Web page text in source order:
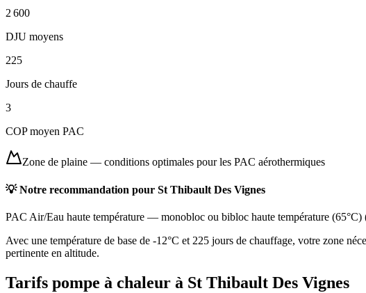
2 600
DJU moyens
225
Jours de chauffe
3
COP moyen PAC
Zone de plaine — conditions optimales pour les PAC aérothermiques
💡 Notre recommandation pour St Thibault Des Vignes
PAC Air/Eau haute température — monobloc ou bibloc haute température (65°C)
Avec une température de base de -12°C et 225 jours de chauffage, votre zone
pertinente en altitude.
Tarifs pompe à chaleur à St Thibault Des Vignes